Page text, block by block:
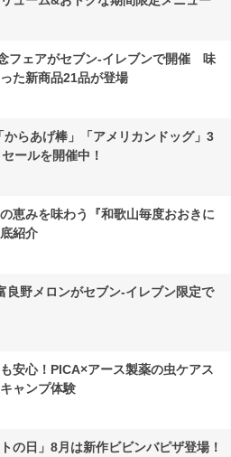
フェアがセブン-イレブンで開催 味
た新商品21品が登場
からあげ棒」「アメリカンドッグ」3
ールを開催中！
恵みを味わう『和歌山毎度おおきに
紹介
野メロンがセブン‐イレブン限定で
安心！PICA×アース製薬の虫ケアス
ャンプ体験
の日」8月は新作ビビンバピザ登場！